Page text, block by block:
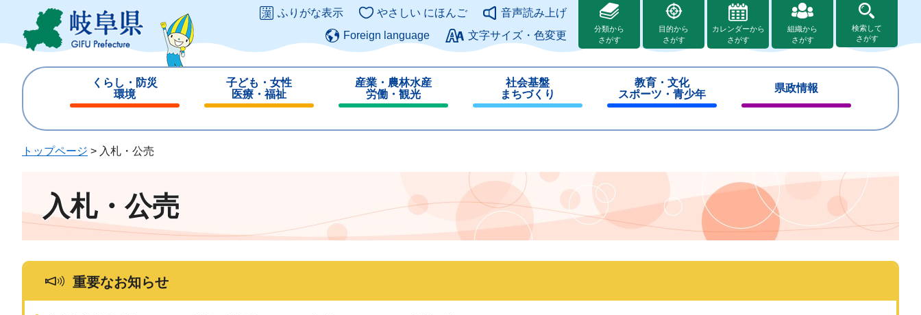
ジ
ュ
このページの本文へ
ふりがな表示 やさしい にほんご
音声読み上げ
Foreign language
文字サイズ・色変更
分類から
さがす
目的から
さがす
カレンダーから
さがす
組織から
さがす
検索して
さがす
くらし・防災
環境
じ
子ども・女性
医療・福祉
じ
産業・農林水産
労働・観光
じ
社会基盤
まちづくり
じ
教育・文化
スポーツ・青少年
じ
県政情報
じ
トップページ > 入札・公売
入札・公売
重要なお知らせ